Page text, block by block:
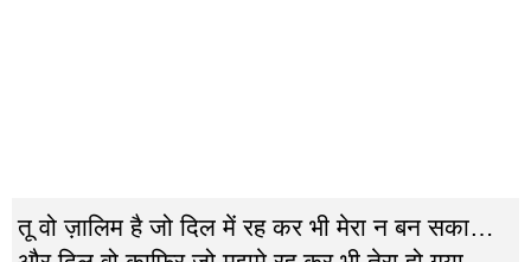
तू वो ज़ालिम है जो दिल में रह कर भी मेरा न बन सका…